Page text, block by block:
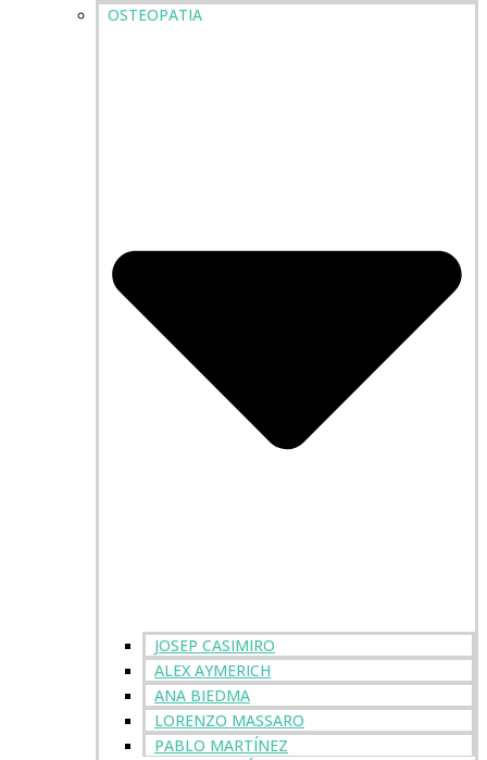
OSTEOPATIA
JOSEP CASIMIRO
ALEX AYMERICH
ANA BIEDMA
LORENZO MASSARO
PABLO MARTÍNEZ